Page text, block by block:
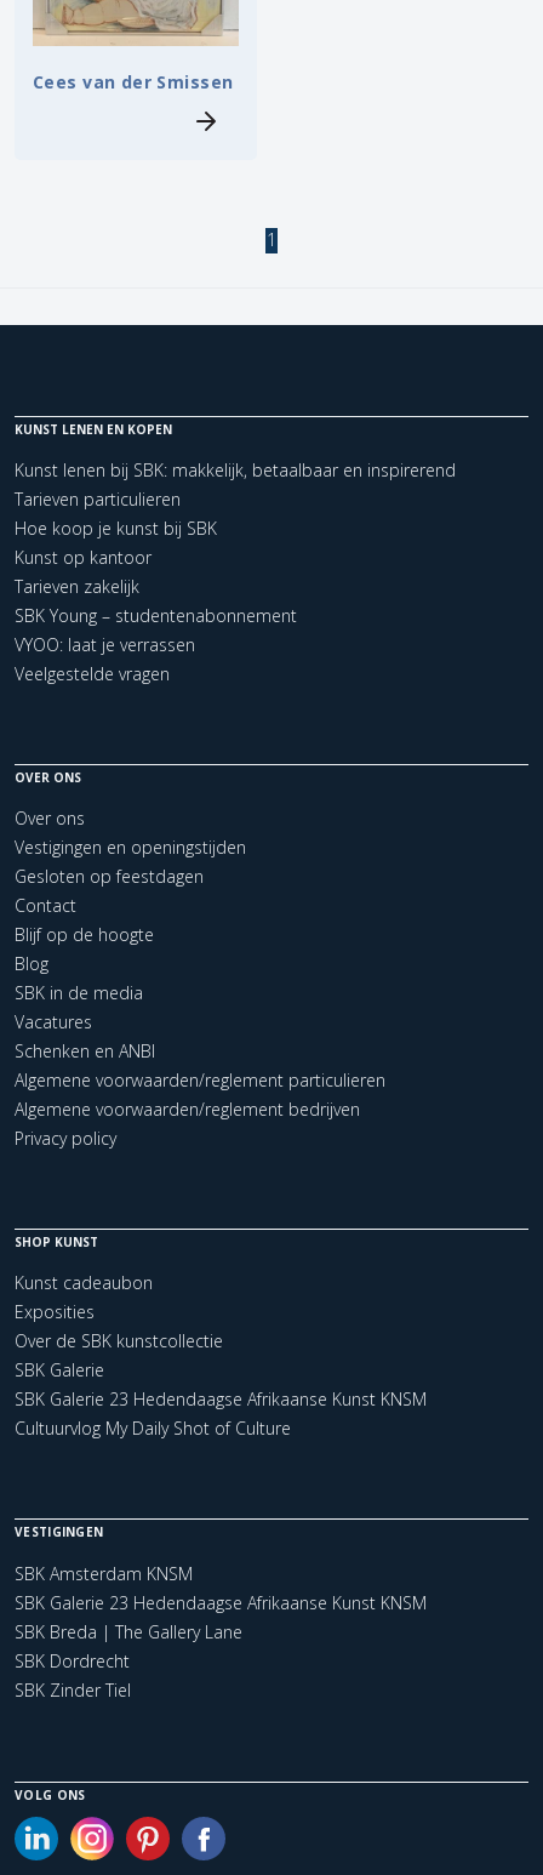
Zoeken
Cees van der Smissen
1
KUNST LENEN EN KOPEN
Kunst lenen bij SBK: makkelijk, betaalbaar en inspirerend
Tarieven particulieren
Hoe koop je kunst bij SBK
Kunst op kantoor
Tarieven zakelijk
SBK Young – studentenabonnement
VYOO: laat je verrassen
Veelgestelde vragen
OVER ONS
Over ons
Vestigingen en openingstijden
Gesloten op feestdagen
Contact
Blijf op de hoogte
Blog
SBK in de media
Vacatures
Schenken en ANBI
Algemene voorwaarden/reglement particulieren
Algemene voorwaarden/reglement bedrijven
Privacy policy
SHOP KUNST
Kunst cadeaubon
Exposities
Over de SBK kunstcollectie
SBK Galerie
SBK Galerie 23 Hedendaagse Afrikaanse Kunst KNSM
Cultuurvlog My Daily Shot of Culture
VESTIGINGEN
SBK Amsterdam KNSM
SBK Galerie 23 Hedendaagse Afrikaanse Kunst KNSM
SBK Breda | The Gallery Lane
SBK Dordrecht
SBK Zinder Tiel
VOLG ONS